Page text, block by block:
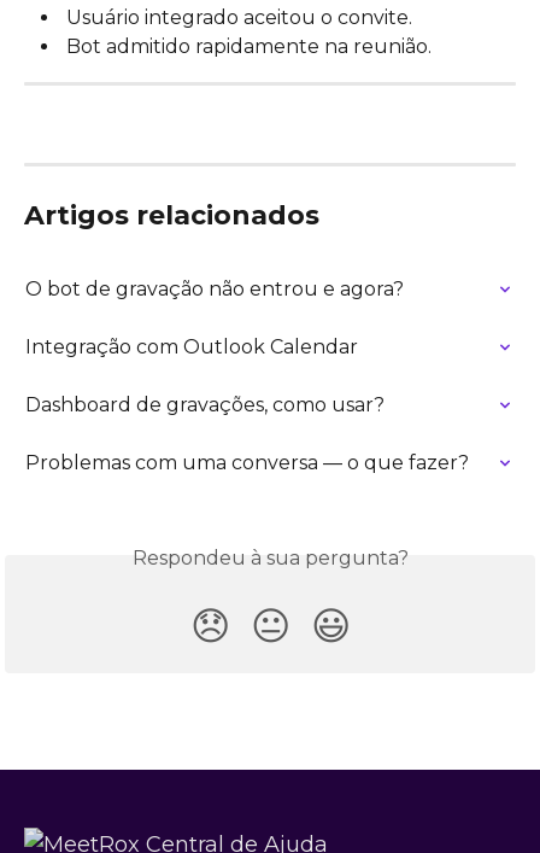
Usuário integrado aceitou o convite.
Bot admitido rapidamente na reunião.
Artigos relacionados
O bot de gravação não entrou e agora?
Integração com Outlook Calendar
Dashboard de gravações, como usar?
Problemas com uma conversa — o que fazer?
Respondeu à sua pergunta?
😞 😐 😃